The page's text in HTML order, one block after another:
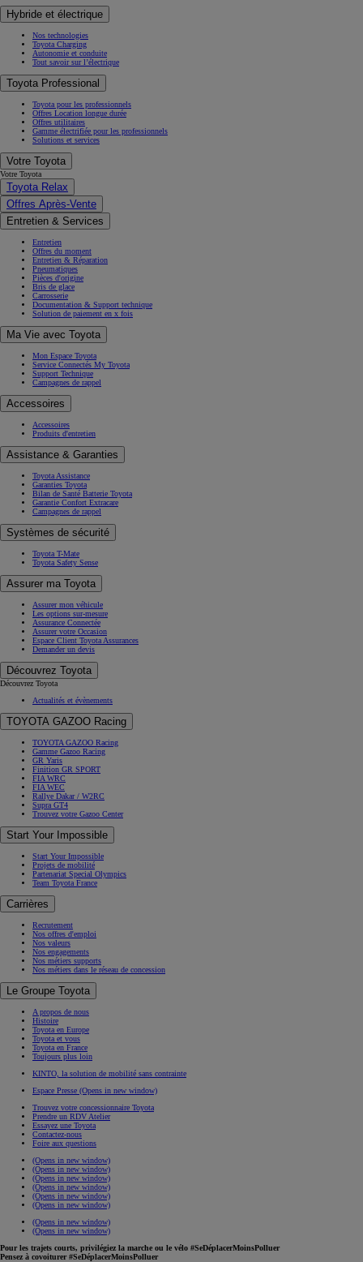
Hybride et électrique
Nos technologies
Toyota Charging
Autonomie et conduite
Tout savoir sur l’électrique
Toyota Professional
Toyota pour les professionnels
Offres Location longue durée
Offres utilitaires
Gamme électrifiée pour les professionnels
Solutions et services
Votre Toyota
Votre Toyota
Toyota Relax
Offres Après-Vente
Entretien & Services
Entretien
Offres du moment
Entretien & Réparation
Pneumatiques
Pièces d'origine
Bris de glace
Carrosserie
Documentation & Support technique
Solution de paiement en x fois
Ma Vie avec Toyota
Mon Espace Toyota
Service Connectés My Toyota
Support Technique
Campagnes de rappel
Accessoires
Accessoires
Produits d'entretien
Assistance & Garanties
Toyota Assistance
Garanties Toyota
Bilan de Santé Batterie Toyota
Garantie Confort Extracare
Campagnes de rappel
Systèmes de sécurité
Toyota T-Mate
Toyota Safety Sense
Assurer ma Toyota
Assurer mon véhicule
Les options sur-mesure
Assurance Connectée
Assurer votre Occasion
Espace Client Toyota Assurances
Demander un devis
Découvrez Toyota
Découvrez Toyota
Actualités et évènements
TOYOTA GAZOO Racing
TOYOTA GAZOO Racing
Gamme Gazoo Racing
GR Yaris
Finition GR SPORT
FIA WRC
FIA WEC
Rallye Dakar / W2RC
Supra GT4
Trouvez votre Gazoo Center
Start Your Impossible
Start Your Impossible
Projets de mobilité
Partenariat Special Olympics
Team Toyota France
Carrières
Recrutement
Nos offres d'emploi
Nos valeurs
Nos engagements
Nos métiers supports
Nos métiers dans le réseau de concession
Le Groupe Toyota
A propos de nous
Histoire
Toyota en Europe
Toyota et vous
Toyota en France
Toujours plus loin
KINTO, la solution de mobilité sans contrainte
Espace Presse (Opens in new window)
Trouvez votre concessionnaire Toyota
Prendre un RDV Atelier
Essayez une Toyota
Contactez-nous
Foire aux questions
(Opens in new window)
(Opens in new window)
(Opens in new window)
(Opens in new window)
(Opens in new window)
(Opens in new window)
(Opens in new window)
(Opens in new window)
Pour les trajets courts, privilégiez la marche ou le vélo #SeDéplacerMoinsPolluer
Pensez à covoiturer #SeDéplacerMoinsPolluer